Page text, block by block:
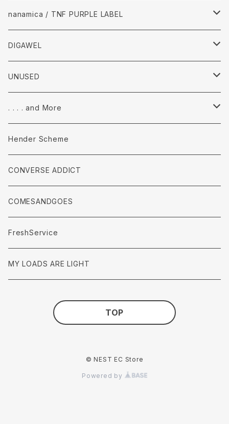
Pants
accessories
Tops
Pants
accessories
nanamica / TNF PURPLE LABEL
Tops
pants
accessories
DIGAWEL
Tops
Pants
accessories
UNUSED
Tops
Pants
accessories
. . . . and More
Tops
Pants
accessories
Hender Scheme
CONVERSE ADDICT
COMESANDGOES
FreshService
MY LOADS ARE LIGHT
TOP
© NEST EC Store
Powered by